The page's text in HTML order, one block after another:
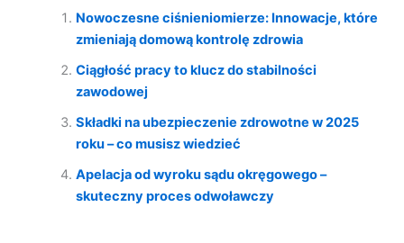
Nowoczesne ciśnieniomierze: Innowacje, które
zmieniają domową kontrolę zdrowia
Ciągłość pracy to klucz do stabilności
zawodowej
Składki na ubezpieczenie zdrowotne w 2025
roku – co musisz wiedzieć
Apelacja od wyroku sądu okręgowego –
skuteczny proces odwoławczy